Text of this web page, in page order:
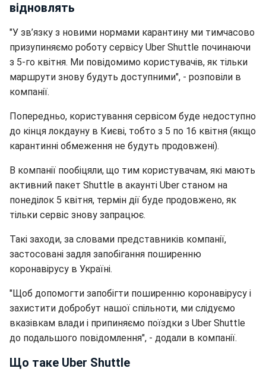
відновлять
"У зв’язку з новими нормами карантину ми тимчасово
призупиняємо роботу сервісу Uber Shuttle починаючи
з 5-го квітня. Ми повідомимо користувачів, як тільки
маршрути знову будуть доступними", - розповіли в
компанії.
Попередньо, користування сервісом буде недоступно
до кінця локдауну в Києві, тобто з 5 по 16 квітня (якщо
карантинні обмеження не будуть продовжені).
В компанії пообіцяли, що тим користувачам, які мають
активний пакет Shuttle в акаунті Uber станом на
понеділок 5 квітня, термін дії буде продовжено, як
тільки сервіс знову запрацює.
Такі заходи, за словами представників компанії,
застосовані задля запобігання поширенню
коронавірусу в Україні.
"Щоб допомогти запобігти поширенню коронавірусу і
захистити добробут нашої спільноти, ми слідуємо
вказівкам влади і припиняємо поїздки з Uber Shuttle
до подальшого повідомлення", - додали в компанії.
Що таке Uber Shuttle